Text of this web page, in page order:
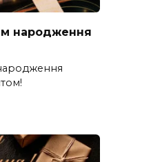
народження